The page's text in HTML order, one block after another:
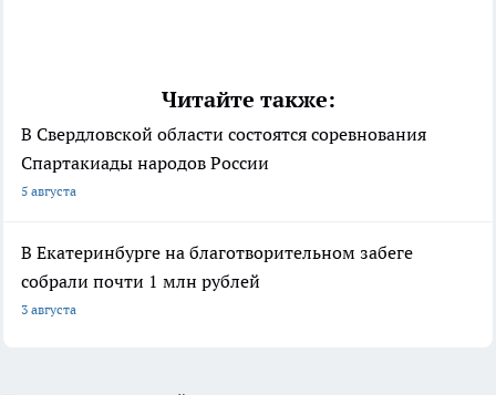
Читайте также:
В Свердловской области состоятся соревнования
Спартакиады народов России
5 августа
В Екатеринбурге на благотворительном забеге
собрали почти 1 млн рублей
3 августа